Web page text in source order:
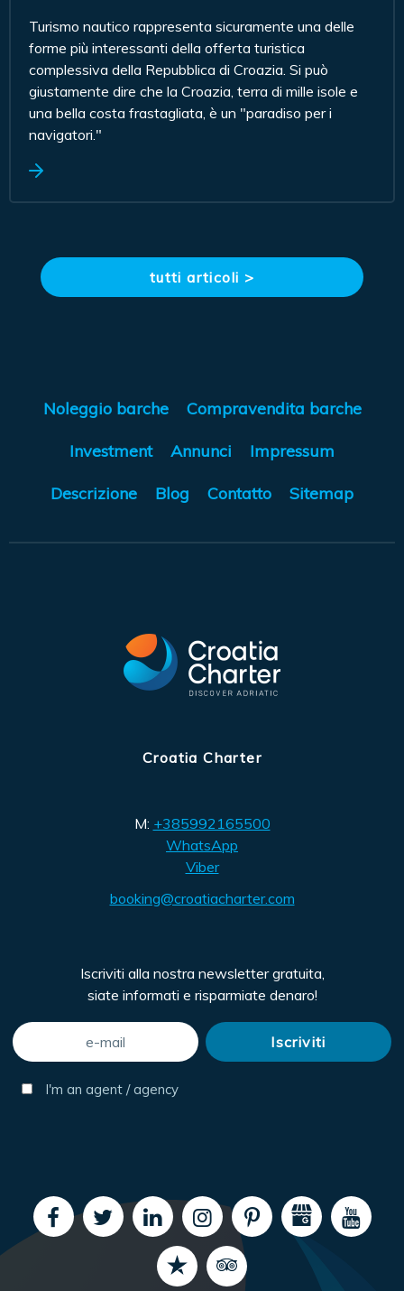
Turismo nautico rappresenta sicuramente una delle
forme più interessanti della offerta turistica
complessiva della Repubblica di Croazia. Si può
giustamente dire che la Croazia, terra di mille isole e
una bella costa frastagliata, è un "paradiso per i
navigatori."
tutti articoli >
Noleggio barche Compravendita barche
Investment Annunci Impressum
Descrizione Blog Contatto Sitemap
Croatia Charter
M: +385992165500
WhatsApp
Viber
booking@croatiacharter.com
Iscriviti alla nostra newsletter gratuita,
siate informati e risparmiate denaro!
I'm an agent / agency